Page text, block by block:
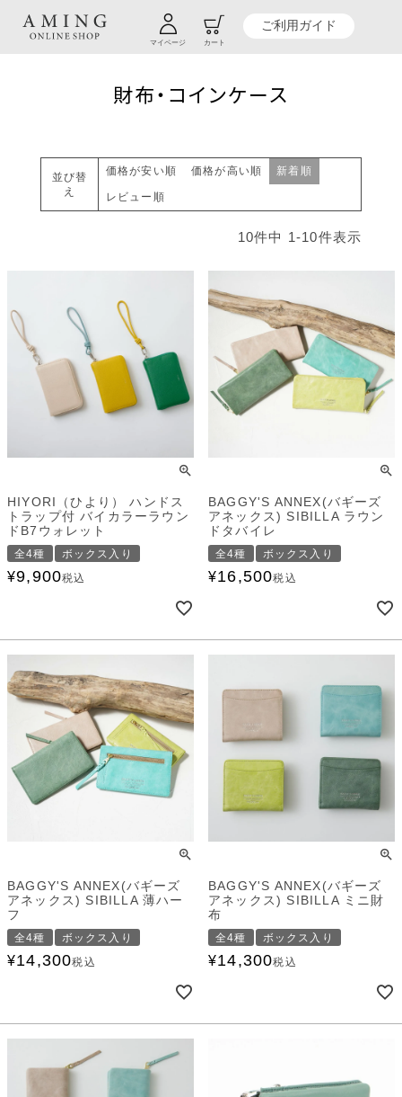
マイページ カート
ご利用ガイド
TOP 贈り物商品一覧 カテゴリーから探す ファッション
財布・コインケース
財布・コインケース
並び替
え
価格が安い順 価格が高い順 新着順
レビュー順
10件中 1-10件表示
HIYORI（ひより） ハンドス
トラップ付 バイカラーラウン
ドB7ウォレット
全4種 ボックス入り
¥9,900税込
BAGGY'S ANNEX(バギーズ
アネックス) SIBILLA ラウン
ドタバイレ
全4種 ボックス入り
¥16,500税込
BAGGY'S ANNEX(バギーズ
アネックス) SIBILLA 薄ハー
フ
全4種 ボックス入り
¥14,300税込
BAGGY'S ANNEX(バギーズ
アネックス) SIBILLA ミニ財
布
全4種 ボックス入り
¥14,300税込